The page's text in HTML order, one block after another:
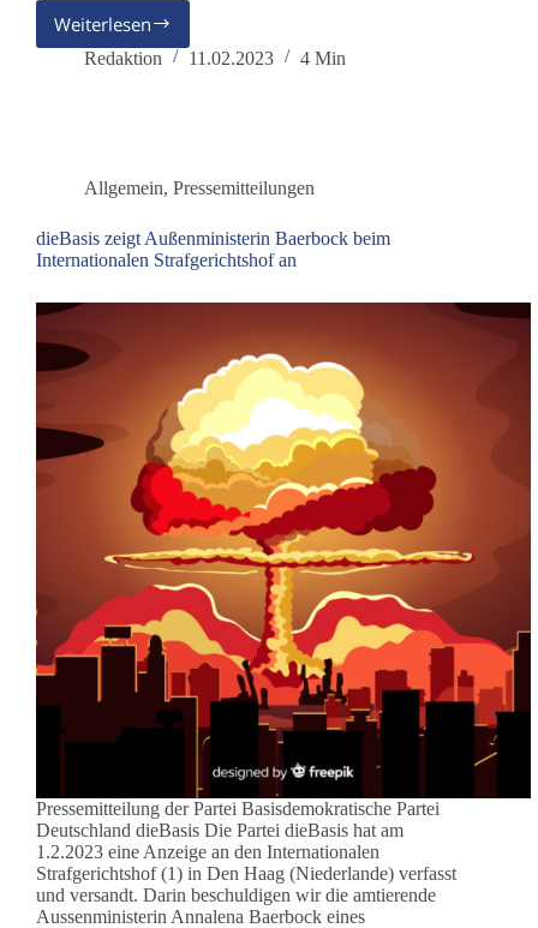
Weiterlesen
Befindet
sich
mit
Russland?
Redaktion 11.02.2023 4 Min
Allgemein, Pressemitteilungen
dieBasis zeigt Außenministerin Baerbock beim
Internationalen Strafgerichtshof an
Pressemitteilung der Partei Basisdemokratische Partei
Deutschland dieBasis Die Partei dieBasis hat am
1.2.2023 eine Anzeige an den Internationalen
Strafgerichtshof (1) in Den Haag (Niederlande) verfasst
und versandt. Darin beschuldigen wir die amtierende
Aussenministerin Annalena Baerbock eines